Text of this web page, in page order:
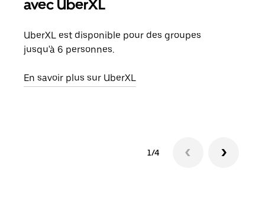
avec UberXL
UberXL est disponible pour des groupes
jusqu'à 6 personnes.
En savoir plus sur UberXL
1/4